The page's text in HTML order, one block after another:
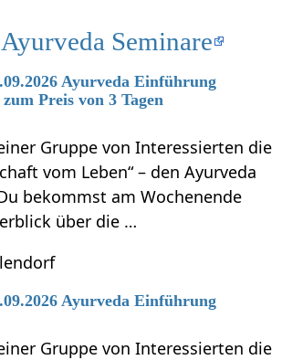
Seminare
Ayurveda Einführung
Preis von 3 Tagen
Gruppe von Interessierten die
vom Leben“ – den Ayurveda
bekommst am Wochenende
über die …
Ayurveda Einführung
Gruppe von Interessierten die